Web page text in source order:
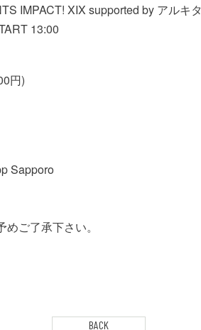
IMPACT! XIX supported by アルキタ
13:00
円)
Sapporo
ご了承下さい。
BACK